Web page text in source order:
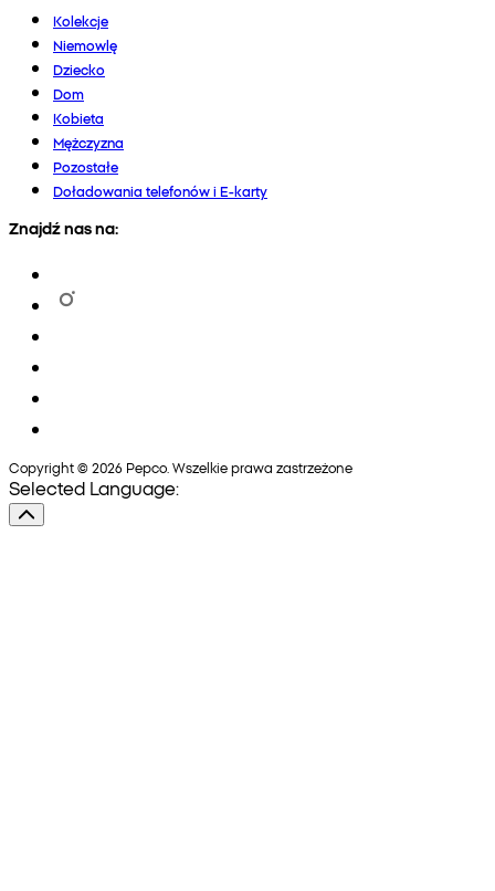
Kolekcje
Niemowlę
Dziecko
Dom
Kobieta
Mężczyzna
Pozostałe
Doładowania telefonów i E-karty
Znajdź nas na:
Copyright © 2026 Pepco. Wszelkie prawa zastrzeżone
Selected Language: